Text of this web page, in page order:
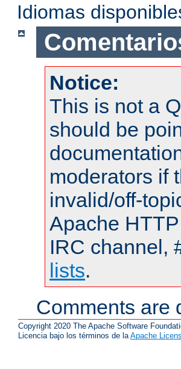
Idiomas
Notice:
This is not a
should be
moderators if
invalid/off-
Apache
IRC channel,
lists.
Comments are
Copyright 2020 The Apache Software
Licencia bajo los términos de la Apache